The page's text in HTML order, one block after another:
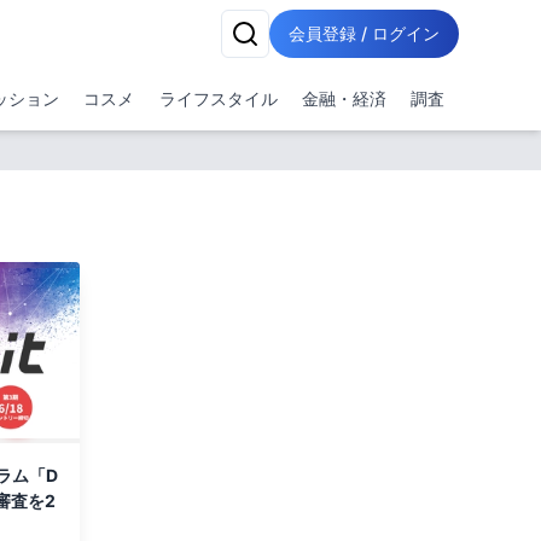
会員登録 / ログイン
ション コスメ ライフスタイル 金融・経済 調査
ム「D
査を2